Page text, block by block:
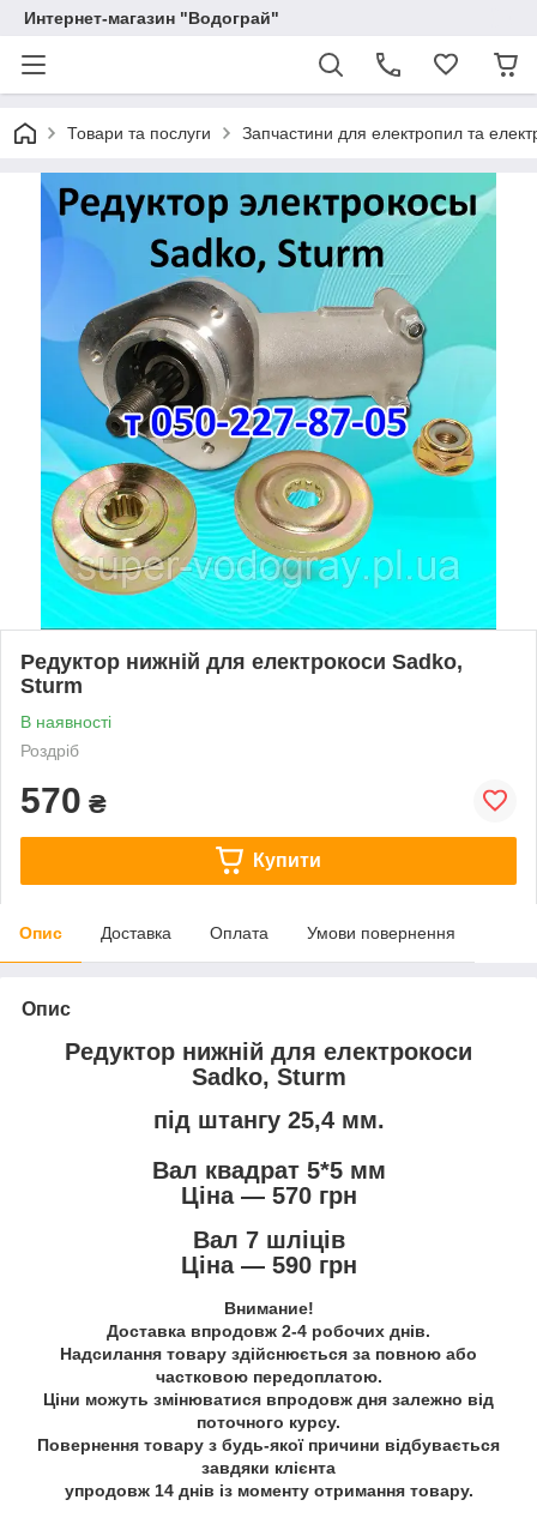
Интернет-магазин "Водограй"
Товари та послуги Запчастини для електропил та
Редуктор нижній для електрокоси Sadko,
Sturm
В наявності
Роздріб
570 ₴
Купити
Опис Доставка Оплата Умови повернення
Опис
Редуктор нижній для електрокоси
Sadko, Sturm
під штангу 25,4 мм.
Вал квадрат 5*5 мм
Ціна — 570 грн
Вал 7 шліців
Ціна — 590 грн
Внимание!
Доставка впродовж 2-4 робочих днів.
Надсилання товару здійснюється за повною або
частковою передоплатою.
Ціни можуть змінюватися впродовж дня залежно від
поточного курсу.
Повернення товару з будь-якої причини відбувається
завдяки клієнта
упродовж 14 днів із моменту отримання товару.